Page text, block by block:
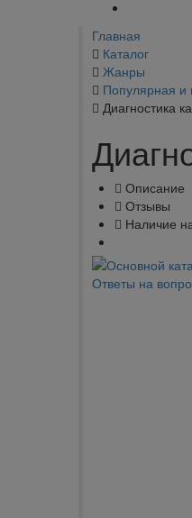
Главная
Каталог
Жанры
Популярная и
Диагностика
Описание
Отзывы
Наличие